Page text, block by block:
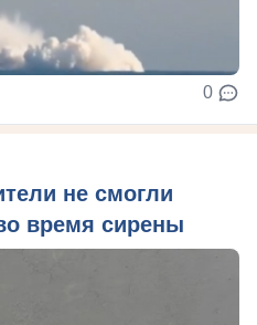
0
не смогли
время сирены